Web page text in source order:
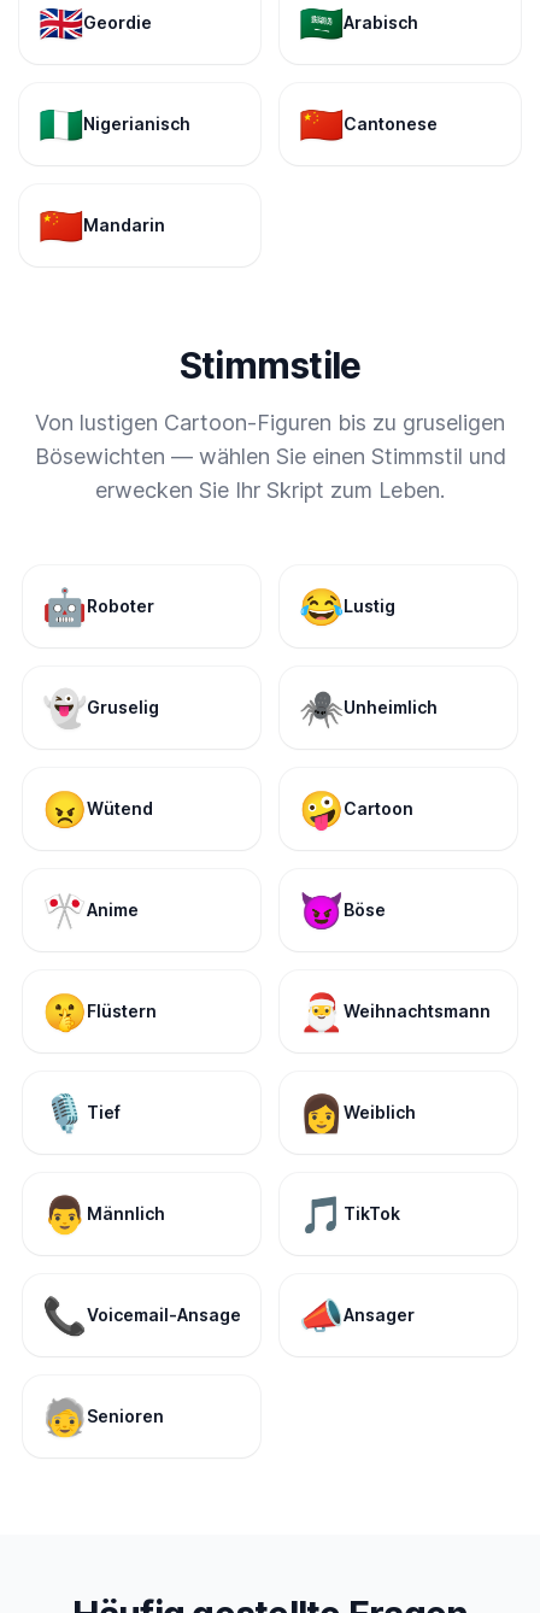
🇬🇧Geordie 🇸🇦Arabisch
🇳🇬Nigerianisch 🇨🇳Cantonese
🇨🇳Mandarin
Stimmstile
Von lustigen Cartoon-Figuren bis zu gruseligen
Bösewichten — wählen Sie einen Stimmstil und
erwecken Sie Ihr Skript zum Leben.
🤖Roboter 😂Lustig
👻Gruselig 🕷️Unheimlich
😠Wütend 🤪Cartoon
🎌Anime 😈Böse
🤫Flüstern 🎅 Weihnachtsmann
🎙️ Tief 👩 Weiblich
👨 Männlich 🎵 TikTok
📞Voicemail-Ansage 📣Ansager
🧓Senioren